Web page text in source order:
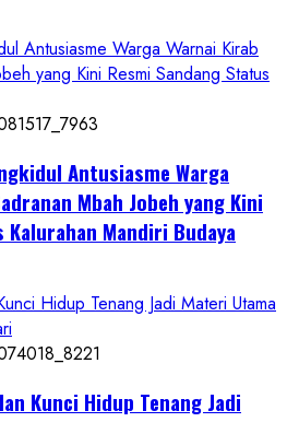
Antusiasme Warga Warnai Kirab
yang Kini Resmi Sandang Status
Antusiasme Warga
Mbah Jobeh yang Kini
Mandiri Budaya
Hidup Tenang Jadi Materi Utama
Kunci Hidup Tenang Jadi